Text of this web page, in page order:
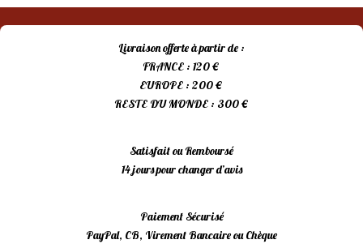
était :
15,00 €.
est :
10,00 €.
Livraison offerte à partir de :
FRANCE : 120 €
EUROPE : 200 €
RESTE DU MONDE : 300 €
Satisfait ou Remboursé
14 jours pour changer d’avis
Paiement Sécurisé
PayPal, CB, Virement Bancaire ou Chèque